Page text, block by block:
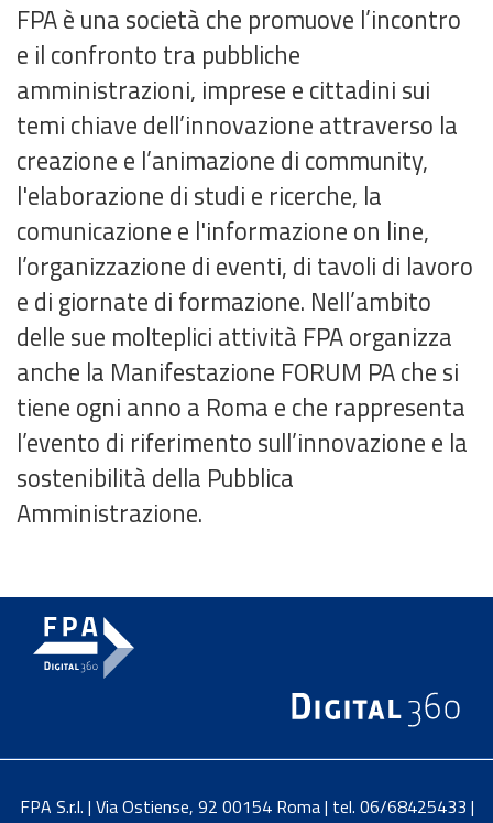
FPA è una società che promuove l’incontro
e il confronto tra pubbliche
amministrazioni, imprese e cittadini sui
temi chiave dell’innovazione attraverso la
creazione e l’animazione di community,
l'elaborazione di studi e ricerche, la
comunicazione e l'informazione on line,
l’organizzazione di eventi, di tavoli di lavoro
e di giornate di formazione. Nell’ambito
delle sue molteplici attività FPA organizza
anche la Manifestazione FORUM PA che si
tiene ogni anno a Roma e che rappresenta
l’evento di riferimento sull’innovazione e la
sostenibilità della Pubblica
Amministrazione.
Contatti
FPA S.r.l. | Via Ostiense, 92 00154 Roma | tel. 06/68425433 |